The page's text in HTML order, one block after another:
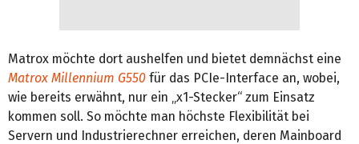
Matrox möchte dort aushelfen und bietet demnächst eine
Matrox Millennium G550 für das PCIe-Interface an, wobei,
wie bereits erwähnt, nur ein „x1-Stecker“ zum Einsatz
kommen soll. So möchte man höchste Flexibilität bei
Servern und Industrierechner erreichen, deren Mainboard